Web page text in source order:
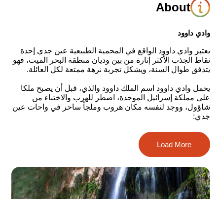
About
وادي داوود
يعتبر وادي داوود الواقع في المحمية الطبيعية عين جدي إحدة
نقاط الجذب الأكثر إثارة من بين وديان منطقة البحر الميت، فهو
يتدفق طوال السنة، ويشكل تجربة نزهة ممتعة لكل العائلة.
يحمل وادي داوود اسم الملك داوود والذي، قبل أن يصبح ملكا
على مملكة إسرائيل الموحدة، اضطر للهرب والاختباء من
شاؤول، ووجد لنفسه مكان هروب وملجأ ساحر في واحات عين
جدي:
“و صعد داوود من هناك و اقام في حصون عين جدي” (سفر
الفلسطينيين اخبروه قائلين هوذا داوود في برية عين جدي”
يجمع وادي داوود المياه من أربعة ينابيع تتدفق إلى مساره –
عين داوود، عين شولميت، نبع عين جدي وعين عروجوت.
Load More